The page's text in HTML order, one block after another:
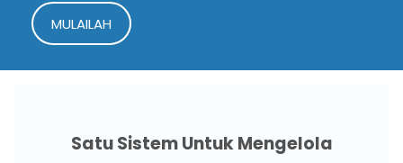
MULAILAH
Satu Sistem Untuk Mengelola